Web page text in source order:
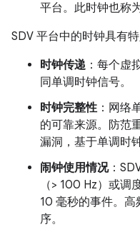
平台。此时钟也称
SDV 平台中的时钟具有
时钟传递 ：每个虚
同单调时钟信号。
时钟完整性：网络
的可靠来源。防范
漏洞，基于单调时
闹钟使用情况：
（> 100 Hz）或调
10 毫秒的事件。
序。